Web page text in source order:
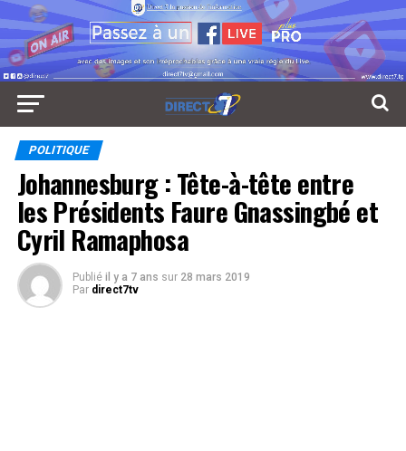
POLITIQUE
Johannesburg : Tête-à-tête entre
les Présidents Faure Gnassingbé et
Cyril Ramaphosa
Publié il y a 7 ans sur 28 mars 2019
Par direct7tv